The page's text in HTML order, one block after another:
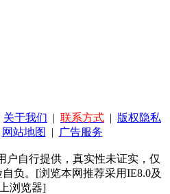
关于我们 | 联系方式 | 版权隐私
网站地图 | 广告服务
户自行提供，真实性未证实，仅
负。[浏览本网推荐采用IE8.0及
浏览器]